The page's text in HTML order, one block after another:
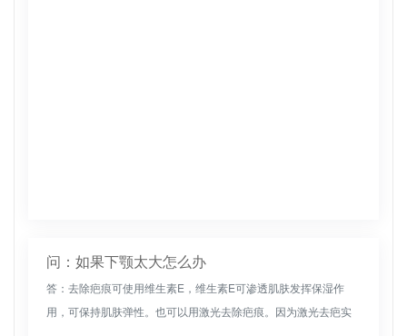
问：如果下颚太大怎么办
答：去除疤痕可使用维生素E，维生素E可渗透肌肤发挥保湿作
用，可保持肌肤弹性。也可以用激光去除疤痕。因为激光去疤实